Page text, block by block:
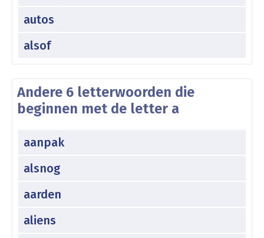
autos
alsof
Andere 6 letterwoorden die
beginnen met de letter a
aanpak
alsnog
aarden
aliens